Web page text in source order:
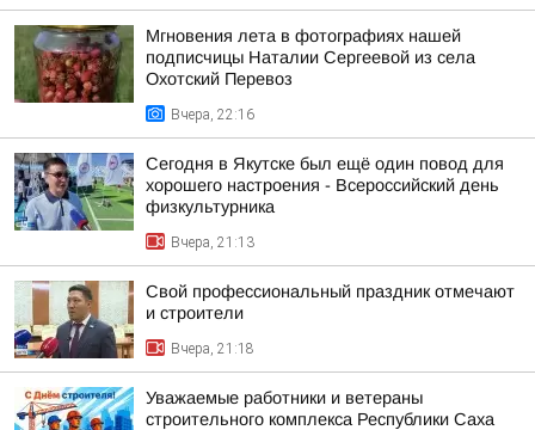
Мгновения лета в фотографиях нашей
подписчицы Наталии Сергеевой из села
Охотский Перевоз
Вчера, 22:16
Сегодня в Якутске был ещё один повод для
хорошего настроения - Всероссийский день
физкультурника
Вчера, 21:13
Свой профессиональный праздник отмечают
и строители
Вчера, 21:18
Уважаемые работники и ветераны
строительного комплекса Республики Саха